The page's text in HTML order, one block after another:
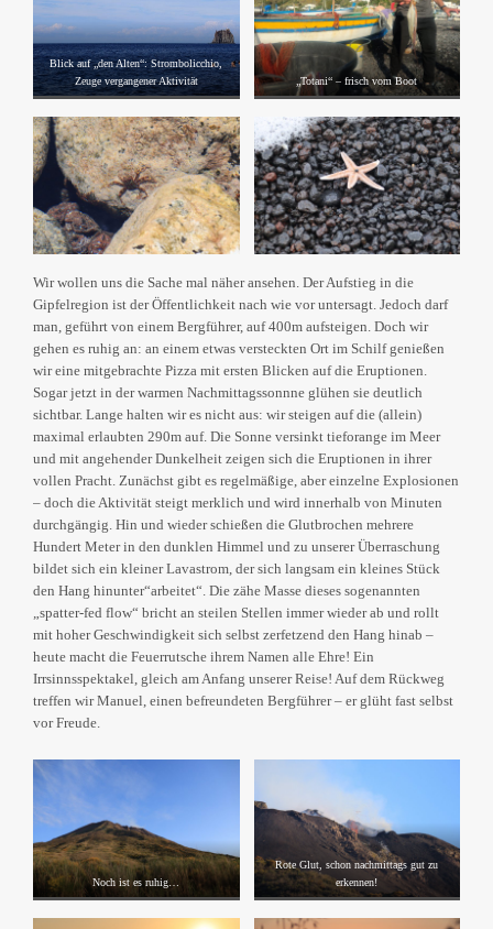
Blick auf „den Alten“: Strombolicchio,
Zeuge vergangener Aktivität
„Totani“ – frisch vom Boot
Wir wollen uns die Sache mal näher ansehen. Der Aufstieg in die
Gipfelregion ist der Öffentlichkeit nach wie vor untersagt. Jedoch darf
man, geführt von einem Bergführer, auf 400m aufsteigen. Doch wir
gehen es ruhig an: an einem etwas versteckten Ort im Schilf genießen
wir eine mitgebrachte Pizza mit ersten Blicken auf die Eruptionen.
Sogar jetzt in der warmen Nachmittagssonnne glühen sie deutlich
sichtbar. Lange halten wir es nicht aus: wir steigen auf die (allein)
maximal erlaubten 290m auf. Die Sonne versinkt tieforange im Meer
und mit angehender Dunkelheit zeigen sich die Eruptionen in ihrer
vollen Pracht. Zunächst gibt es regelmäßige, aber einzelne Explosionen
– doch die Aktivität steigt merklich und wird innerhalb von Minuten
durchgängig. Hin und wieder schießen die Glutbrochen mehrere
Hundert Meter in den dunklen Himmel und zu unserer Überraschung
bildet sich ein kleiner Lavastrom, der sich langsam ein kleines Stück
den Hang hinunter“arbeitet“. Die zähe Masse dieses sogenannten
„spatter-fed flow“ bricht an steilen Stellen immer wieder ab und rollt
mit hoher Geschwindigkeit sich selbst zerfetzend den Hang hinab –
heute macht die Feuerrutsche ihrem Namen alle Ehre! Ein
Irrsinnsspektakel, gleich am Anfang unserer Reise! Auf dem Rückweg
treffen wir Manuel, einen befreundeten Bergführer – er glüht fast selbst
vor Freude.
Noch ist es ruhig…
Rote Glut, schon nachmittags gut zu
erkennen!